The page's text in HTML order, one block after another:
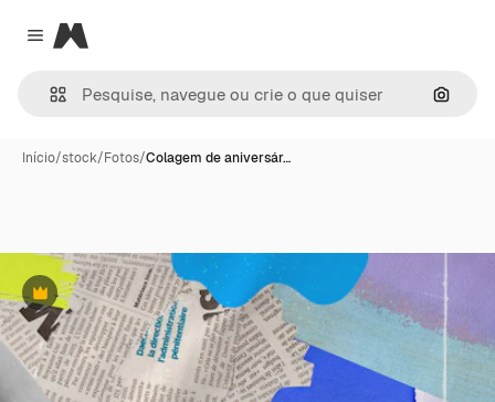
Close menu
Magnific
Início/stock/Fotos/Colagem de aniversár…
Premium